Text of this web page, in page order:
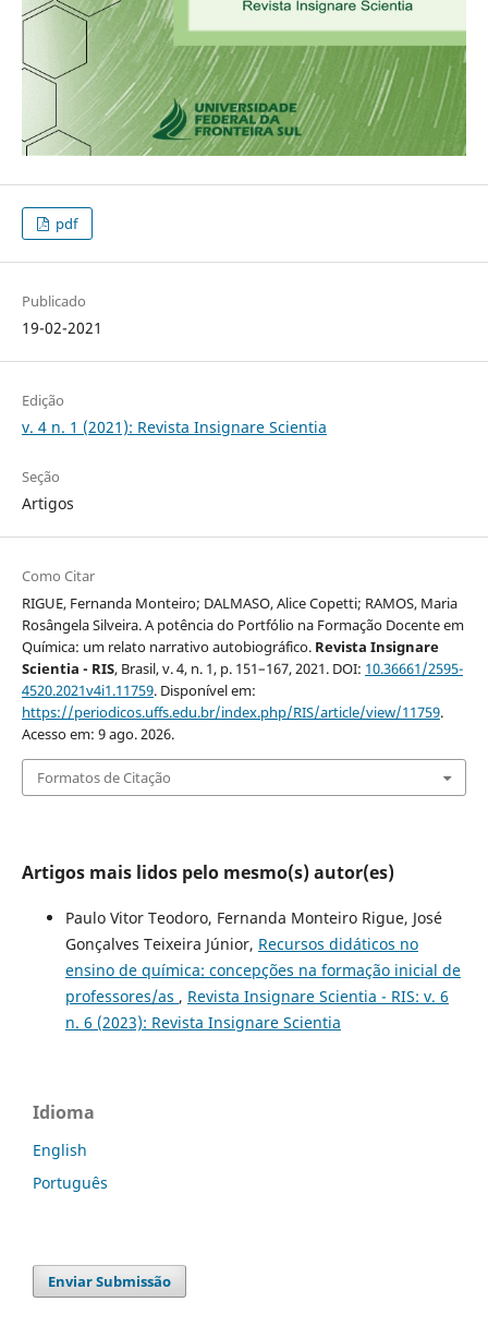
pdf
Publicado
19-02-2021
Edição
v. 4 n. 1 (2021): Revista Insignare Scientia
Seção
Artigos
Como Citar
RIGUE, Fernanda Monteiro; DALMASO, Alice Copetti; RAMOS, Maria
Rosângela Silveira. A potência do Portfólio na Formação Docente em
Química: um relato narrativo autobiográfico. Revista Insignare
Scientia - RIS, Brasil, v. 4, n. 1, p. 151–167, 2021. DOI: 10.36661/2595-
4520.2021v4i1.11759. Disponível em:
https://periodicos.uffs.edu.br/index.php/RIS/article/view/11759.
Acesso em: 9 ago. 2026.
Formatos de Citação
Artigos mais lidos pelo mesmo(s) autor(es)
Paulo Vitor Teodoro, Fernanda Monteiro Rigue, José
Gonçalves Teixeira Júnior, Recursos didáticos no
ensino de química: concepções na formação inicial de
professores/as , Revista Insignare Scientia - RIS: v. 6
n. 6 (2023): Revista Insignare Scientia
Idioma
English
Português
Enviar Submissão